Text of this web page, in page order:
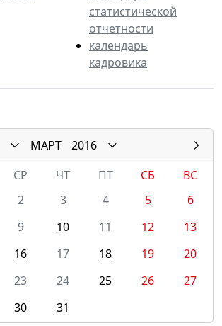
статистической
отчетности
календарь
кадровика
МАРТ
2016
СР ЧТ ПТ СБ
ВС
2 3 4 5
6
9 10 11 12
13
16 17 18 19
20
23 24 25 26
27
30 31